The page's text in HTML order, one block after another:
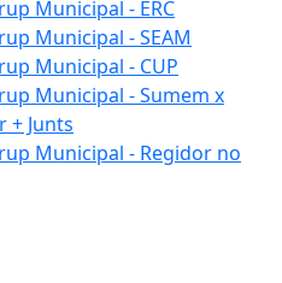
Municipal - ERC
Municipal - SEAM
Municipal - CUP
Municipal - Sumem x
+ Junts
Municipal - Regidor no